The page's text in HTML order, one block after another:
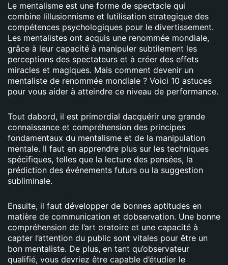
Le mentalisme est une forme de spectacle qui
combine lillusionnisme et lutilisation strategique des
compétences psychologiques pour le divertissement.
Les mentalistes ont acquis une renommée mondiale,
grâce à leur capacité à manipuler subtilement les
perceptions des spectateurs et à créer des effets
miracles et magiques. Mais comment devenir un
mentaliste de renommée mondiale ? Voici 10 astuces
pour vous aider à atteindre ce niveau de performance.
Tout dabord, il est primordial dacquérir une grande
connaissance et compréhension des principes
fondamentaux du mentalisme et de la manipulation
mentale. Il faut en apprendre plus sur les techniques
spécifiques, telles que la lecture des pensées, la
prédiction des événements futurs ou la suggestion
subliminale.
Ensuite, il faut développer de bonnes aptitudes en
matière de communication et dobservation. Une bonne
compréhension de l’art oratoire et une capacité à
capter l’attention du public sont vitales pour être un
bon mentaliste. De plus, en tant qu’observateur
qualifié, vous devriez être capable d’étudier le